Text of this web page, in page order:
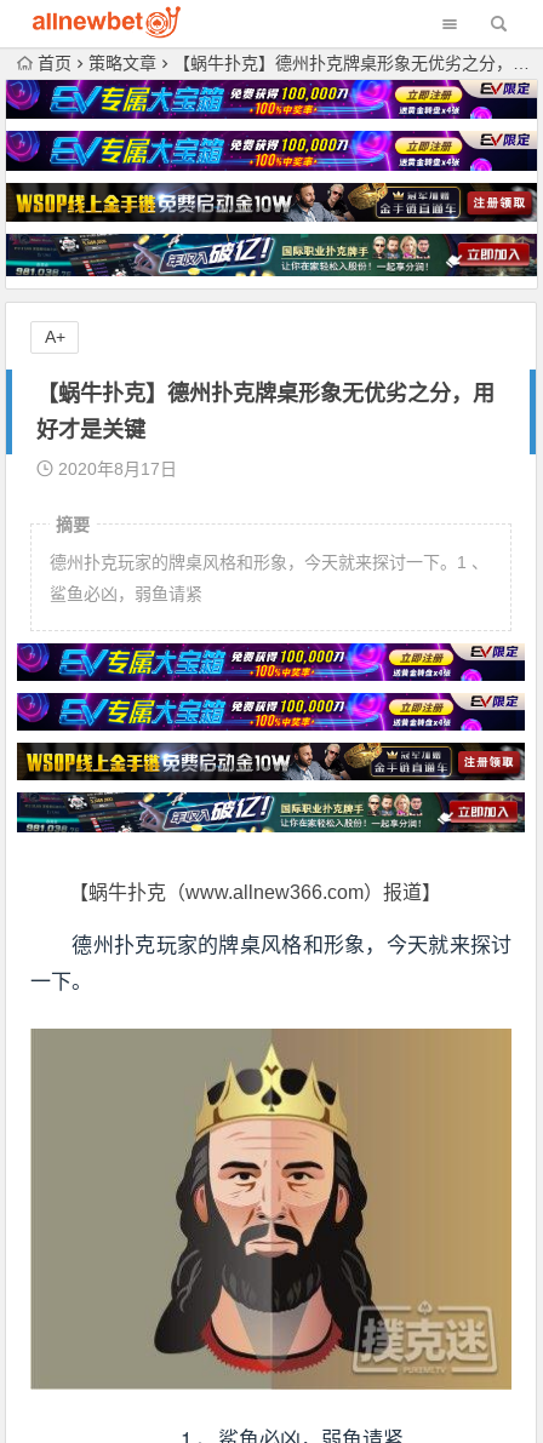
首页 策略文章 【蜗牛扑克】德州扑克牌桌形象无优劣之分，用好才是关键
【蜗牛扑克】德州扑克牌桌形象无优劣之分，用
好才是关键
2020年8月17日
摘要
德州扑克玩家的牌桌风格和形象，今天就来探讨一下。1 、
鲨鱼必凶，弱鱼请紧
【蜗牛扑克（www.allnew366.com）报道】
德州扑克玩家的牌桌风格和形象，今天就来探讨
一下。
A+